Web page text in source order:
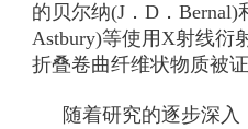
的贝尔纳(J．D．Bernal)
Astbury)等使用X射线衍
折叠卷曲纤维状物质被证
随着研究的逐步深入